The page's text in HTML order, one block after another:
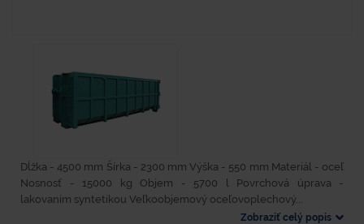
Dĺžka - 4500 mm Šírka - 2300 mm Výška - 550 mm Materiál - oceľ
Nosnosť - 15000 kg Objem - 5700 l Povrchová úprava -
lakovaním syntetikou Veľkoobjemový oceľovoplechový...
Zobraziť celý popis